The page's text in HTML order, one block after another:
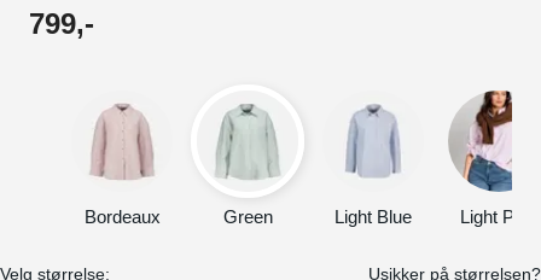
799,-
Bordeaux Green Light Blue Light Pink
Velg størrelse: Usikker på størrelsen?